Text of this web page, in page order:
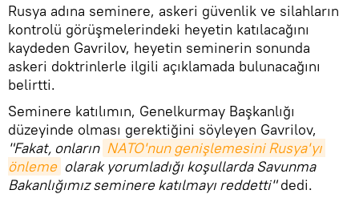
Rusya adına seminere, askeri güvenlik ve silahların
kontrolü görüşmelerindeki heyetin katılacağını
kaydeden Gavrilov, heyetin seminerin sonunda
askeri doktrinlerle ilgili açıklamada bulunacağını
belirtti.
Seminere katılımın, Genelkurmay Başkanlığı
düzeyinde olması gerektiğini söyleyen Gavrilov,
"Fakat, onların NATO'nun genişlemesini Rusya'yı
önleme olarak yorumladığı koşullarda Savunma
Bakanlığımız seminere katılmayı reddetti"dedi.